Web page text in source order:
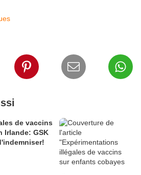
de vaccins
Irlande: GSK